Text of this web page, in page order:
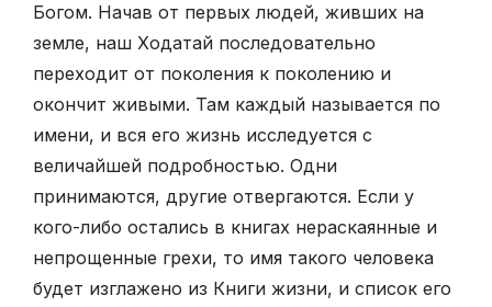
Богом. Начав от первых людей, живших на
земле, наш Ходатай последовательно
переходит от поколения к поколению и
окончит живыми. Там каждый называется по
имени, и вся его жизнь исследуется с
величайшей подробностью. Одни
принимаются, другие отвергаются. Если у
кого-либо остались в книгах нераскаянные и
непрощенные грехи, то имя такого человека
будет изглажено из Книги жизни, и список его